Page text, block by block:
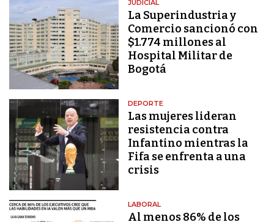
JUDICIAL
La Superindustria y
Comercio sancionó con
$1.774 millones al
Hospital Militar de
Bogotá
DEPORTE
Las mujeres lideran
resistencia contra
Infantino mientras la
Fifa se enfrenta a una
crisis
LABORAL
Al menos 86% de los